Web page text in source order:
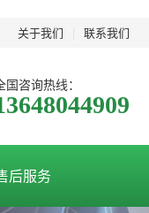
关于我们 联系我们
国咨询热线：
后服务